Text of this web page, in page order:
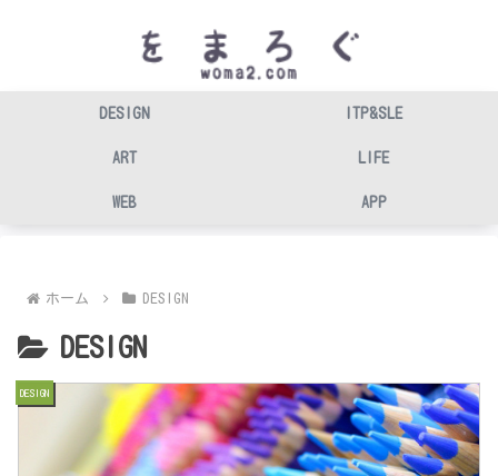
DESIGN ITP&SLE
ART LIFE
WEB APP
ホーム DESIGN
DESIGN
DESIGN